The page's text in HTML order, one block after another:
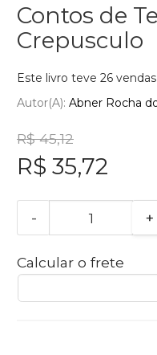
Contos de
Crepusculo
Este livro teve 26 vendas
Autor(a): Abner Rocha
R$ 45,12
R$ 35,72
- +
Calcular o frete